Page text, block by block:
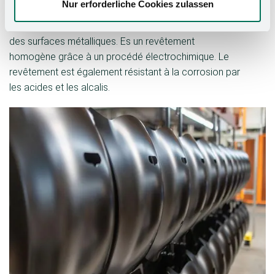
Nur erforderliche Cookies zulassen
Le revêtement par immersion cathodique (KTL) est un
procédé écologique et efficace pour le revêtement
des surfaces métalliques. Es un revêtement
homogène grâce à un procédé électrochimique. Le
revêtement est également résistant à la corrosion par
les acides et les alcalis.